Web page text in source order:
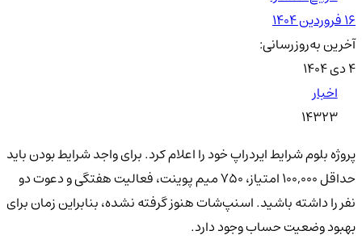
۱۶ فروردین ۱۴۰۴
آخرین به‌روزرسانی:
۴ دی ۱۴۰۴
اخبار
14323
پروژه بلوم شرایط ایردراپ خود را اعلام کرد. برای واجد شرایط بودن باید
حداقل ۱۰۰,۰۰۰ امتیاز، ۷۵۰ میم پوینت، فعالیت هفتگی و دعوت دو
نفر را داشته باشید. اسنپ‌شات هنوز گرفته نشده، بنابراین زمان برای
بهبود وضعیت حساب وجود دارد.